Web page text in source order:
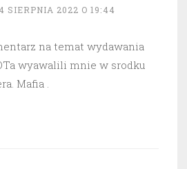
SIERPNIA 2022 O 19:44
na temat wydawania
wyawalili mnie w srodku
Mafia .